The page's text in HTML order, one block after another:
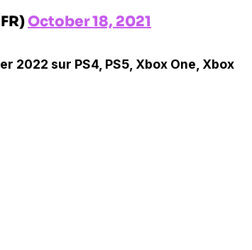
October 18, 2021
2022 sur PS4, PS5, Xbox One, Xbox